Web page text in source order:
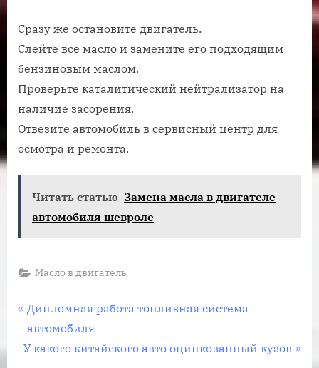
Сразу же остановите двигатель.
Слейте все масло и замените его подходящим
бензиновым маслом.
Проверьте каталитический нейтрализатор на
наличие засорения.
Отвезите автомобиль в сервисный центр для
осмотра и ремонта.
Читать статью Замена масла в двигателе
автомобиля шевроле
Масло в двигатель
Навигация
по
П
р
е
Дипломная работа топливная система
автомобиля
С
У какого китайского авто оцинкованный кузов